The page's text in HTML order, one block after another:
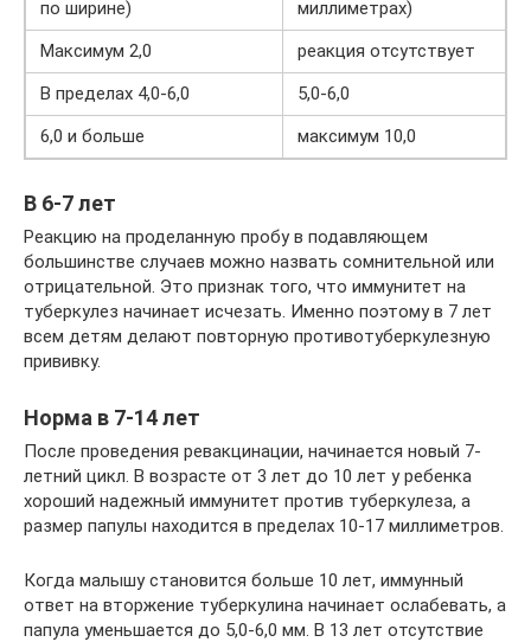
по ширине)
миллиметрах)
Максимум 2,0
реакция отсутствует
В пределах 4,0-6,0
5,0-6,0
6,0 и больше
максимум 10,0
В 6-7 лет
Реакцию на проделанную пробу в подавляющем
большинстве случаев можно назвать сомнительной или
отрицательной. Это признак того, что иммунитет на
туберкулез начинает исчезать. Именно поэтому в 7 лет
всем детям делают повторную противотуберкулезную
прививку.
Норма в 7-14 лет
После проведения ревакцинации, начинается новый 7-
летний цикл. В возрасте от 3 лет до 10 лет у ребенка
хороший надежный иммунитет против туберкулеза, а
размер папулы находится в пределах 10-17 миллиметров.
Когда малышу становится больше 10 лет, иммунный
ответ на вторжение туберкулина начинает ослабевать, а
папула уменьшается до 5,0-6,0 мм. В 13 лет отсутствие